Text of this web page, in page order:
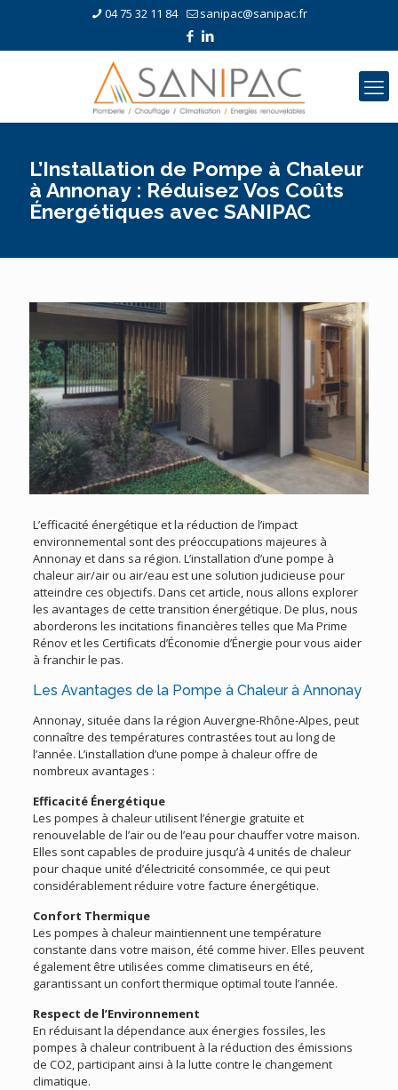
04 75 32 11 84 sanipac@sanipac.fr
L’Installation de Pompe à Chaleur
à Annonay : Réduisez Vos Coûts
Énergétiques avec SANIPAC
L’efficacité énergétique et la réduction de l’impact
environnemental sont des préoccupations majeures à
Annonay et dans sa région. L’installation d’une pompe à
chaleur air/air ou air/eau est une solution judicieuse pour
atteindre ces objectifs. Dans cet article, nous allons explorer
les avantages de cette transition énergétique. De plus, nous
aborderons les incitations financières telles que Ma Prime
Rénov et les Certificats d’Économie d’Énergie pour vous aider
à franchir le pas.
Les Avantages de la Pompe à Chaleur à Annonay
Annonay, située dans la région Auvergne-Rhône-Alpes, peut
connaître des températures contrastées tout au long de
l’année. L’installation d’une pompe à chaleur offre de
nombreux avantages :
Efficacité Énergétique
Les pompes à chaleur utilisent l’énergie gratuite et
renouvelable de l’air ou de l’eau pour chauffer votre maison.
Elles sont capables de produire jusqu’à 4 unités de chaleur
pour chaque unité d’électricité consommée, ce qui peut
considérablement réduire votre facture énergétique.
Confort Thermique
Les pompes à chaleur maintiennent une température
constante dans votre maison, été comme hiver. Elles peuvent
également être utilisées comme climatiseurs en été,
garantissant un confort thermique optimal toute l’année.
Respect de l’Environnement
En réduisant la dépendance aux énergies fossiles, les
pompes à chaleur contribuent à la réduction des émissions
de CO2, participant ainsi à la lutte contre le changement
climatique.